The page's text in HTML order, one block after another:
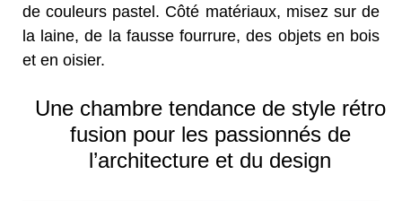
de couleurs pastel. Côté matériaux, misez sur de
la laine, de la fausse fourrure, des objets en bois
et en oisier.
Une chambre tendance de style rétro
fusion pour les passionnés de
l’architecture et du design